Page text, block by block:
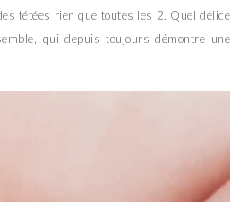
tétées rien que toutes les 2. Quel délice
qui depuis toujours démontre une